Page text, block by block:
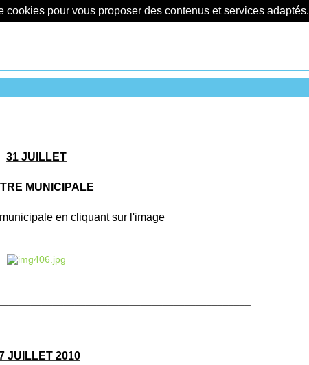
pour vous proposer des contenus et services adaptés.
31 JUILLET
MUNICIPALE
en cliquant sur l'image
JUILLET 2010